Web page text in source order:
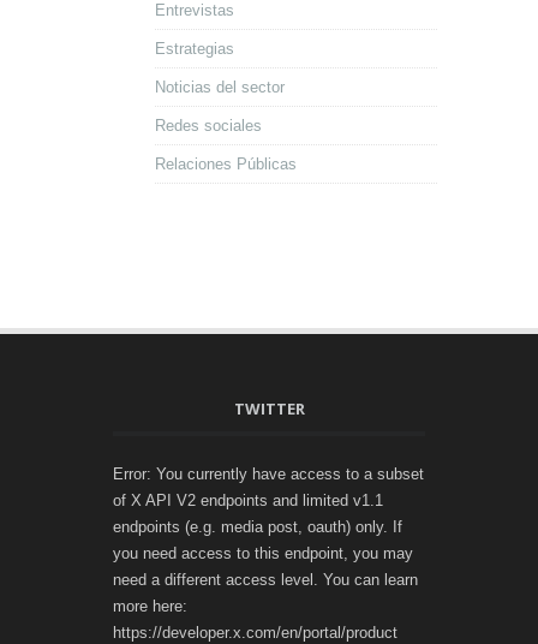
Entrevistas
Estrategias
Noticias del sector
Redes sociales
Relaciones Públicas
TWITTER
Error: You currently have access to a subset
of X API V2 endpoints and limited v1.1
endpoints (e.g. media post, oauth) only. If
you need access to this endpoint, you may
need a different access level. You can learn
more here:
https://developer.x.com/en/portal/product